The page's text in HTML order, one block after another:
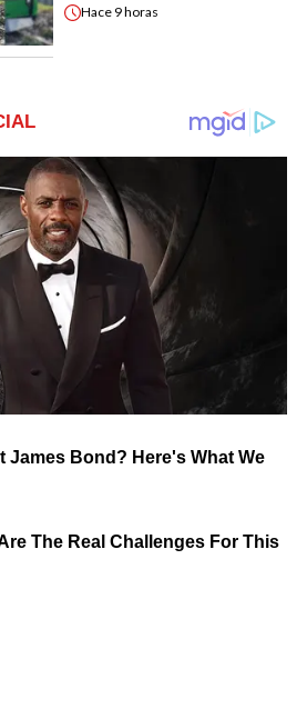
Hace 9 horas